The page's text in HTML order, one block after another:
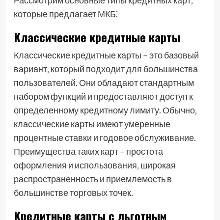
которые предлагает МКБ⁚
Классические кредитные карты
Классические кредитные карты – это базовый
вариант‚ который подходит для большинства
пользователей. Они обладают стандартным
набором функций и предоставляют доступ к
определенному кредитному лимиту. Обычно‚
классические карты имеют умеренные
процентные ставки и годовое обслуживание.
Преимущества таких карт – простота
оформления и использования‚ широкая
распространенность и приемлемость в
большинстве торговых точек.
Кредитные карты с льготным